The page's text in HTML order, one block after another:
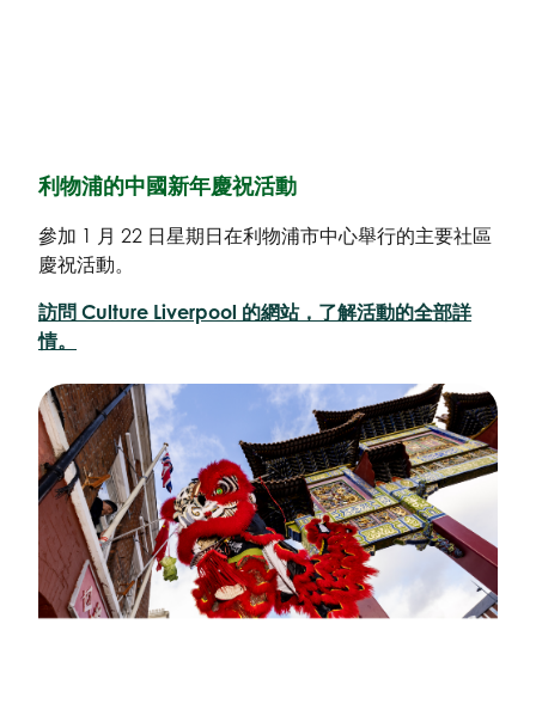
利物浦的中國新年慶祝活動
參加 1 月 22 日星期日在利物浦市中心舉行的主要社區
慶祝活動。
訪問 Culture Liverpool 的網站，了解活動的全部詳
情。